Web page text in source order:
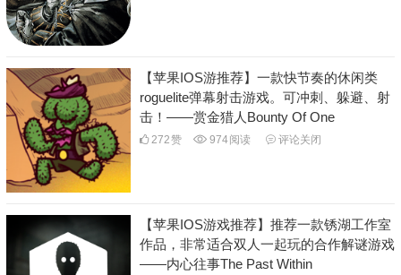
【苹果IOS游推荐】一款快节奏的休闲类
roguelite弹幕射击游戏。可冲刺、躲避、射
击！——赏金猎人Bounty Of One
272赞 974阅读 评论关闭
【苹果IOS游戏推荐】推荐一款锈湖工作室
作品，非常适合双人一起玩的合作解谜游戏
——内心往事The Past Within